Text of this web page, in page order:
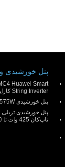
پنل خورشیدی و
Huawei Smart
String Inverter کارایی بالا
پنل خورشیدی 415W-575W
پنل خورشیدی
تاپ‌کان 425 وات تا 580 وات